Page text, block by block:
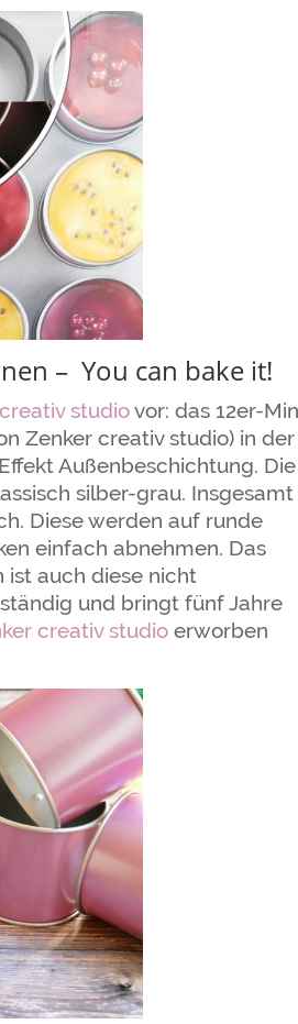
– You can bake it!
studiovor: das 12er-
Zenker creativ studio) in der
Außenbeschichtung. Die
silber-grau. Insgesamt
Diese werden auf runde
einfach abnehmen. Das
ist auch diese nicht
und bringt fünf Jahre
creativ studio erworben